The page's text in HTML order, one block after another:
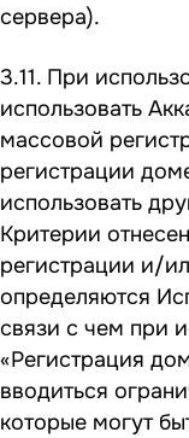
сервера).
3.11. При
использовать
массовой
регистрации
использовать
Критерии
регистрации и/
определяются
связи с чем при
«Регистрация
вводиться
которые могут